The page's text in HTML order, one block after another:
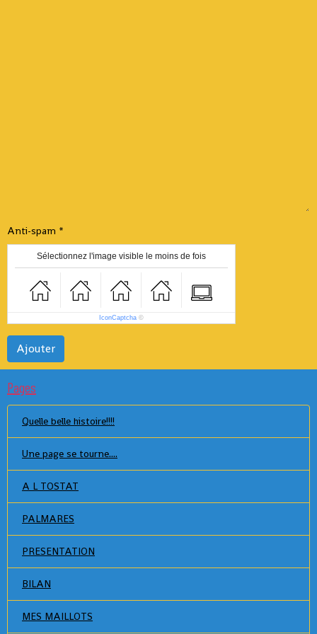
Anti-spam
Sélectionnez l'image visible le moins de fois
IconCaptcha ©
Ajouter
Pages
Quelle belle histoire!!!!
Une page se tourne....
A L TOSTAT
PALMARES
PRESENTATION
BILAN
MES MAILLOTS